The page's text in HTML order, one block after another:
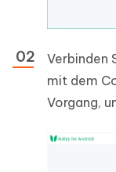
Verbinden
mit dem
Vorgang,